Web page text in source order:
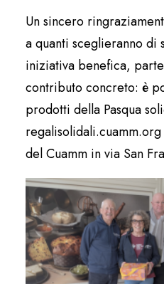
Un sincero
a quanti sceglieranno di
iniziativa benefica,
contributo concreto: è
prodotti della Pasqua
del Cuamm in via San